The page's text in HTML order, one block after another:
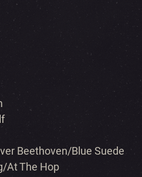
Beethoven/Blue Suede
At The Hop